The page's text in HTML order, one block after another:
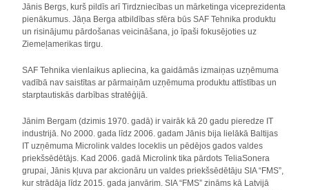
Jānis Bergs, kurš pildīs arī Tirdzniecības un mārketinga viceprezidenta
pienākumus. Jāņa Berga atbildības sfēra būs SAF Tehnika produktu
un risinājumu pārdošanas veicināšana, jo īpaši fokusējoties uz
Ziemeļamerikas tirgu.
SAF Tehnika vienlaikus apliecina, ka gaidāmās izmaiņas uzņēmuma
vadībā nav saistītas ar pārmaiņām uzņēmuma produktu attīstības un
starptautiskās darbības stratēģijā.
Jānim Bergam (dzimis 1970. gadā) ir vairāk kā 20 gadu pieredze IT
industrijā. No 2000. gada līdz 2006. gadam Jānis bija lielākā Baltijas
IT uzņēmuma Microlink valdes loceklis un pēdējos gados valdes
priekšsēdētājs. Kad 2006. gadā Microlink tika pārdots TeliaSonera
grupai, Jānis kļuva par akcionāru un valdes priekšsēdētāju SIA “FMS”,
kur strādāja līdz 2015. gada janvārim. SIA “FMS” zināms kā Latvijā